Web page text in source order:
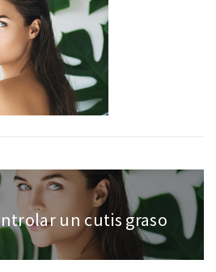
un cutis graso